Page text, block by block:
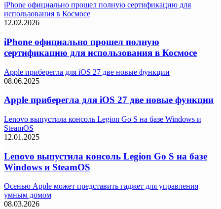
iPhone официально прошел полную сертификацию для
использования в Космосе
12.02.2026
iPhone официально прошел полную
сертификацию для использования в Космосе
Apple приберегла для iOS 27 две новые функции
08.06.2025
Apple приберегла для iOS 27 две новые функции
Lenovo выпустила консоль Legion Go S на базе Windows и
SteamOS
12.01.2025
Lenovo выпустила консоль Legion Go S на базе
Windows и SteamOS
Осенью Apple может представить гаджет для управления
умным домом
08.03.2026